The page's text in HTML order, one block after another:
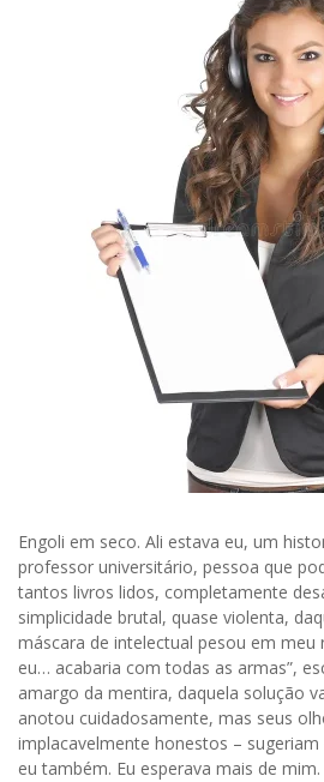
Engoli em seco. Ali estava eu, um
professor universitário, pessoa que
tantos livros lidos, completamente
simplicidade brutal, quase violenta,
máscara de intelectual pesou em meu
eu… acabaria com todas as armas”,
amargo da mentira, daquela solução
anotou cuidadosamente, mas seus
implacavelmente honestos – sugeriam
eu também. Eu esperava mais de mim.